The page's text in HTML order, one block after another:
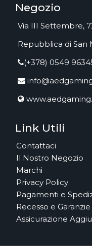
Negozio
Via III Settembre,
Repubblica di San
(+378) 0549
Link Utili
Contattaci
Il Nostro Negozio
Marchi
Privacy Policy
Pagamenti e
Recesso e Garanzie
Assicurazione